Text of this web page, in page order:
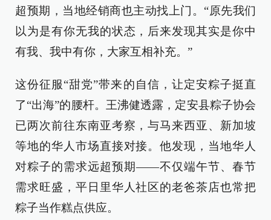
超预期，当地经销商也主动找上门。“原先我们
以为是有你无我的状态，后来发现其实是你中
有我、我中有你，大家互相补充。”
这份征服“甜党”带来的自信，让定安粽子挺直
了“出海”的腰杆。王沸健透露，定安县粽子协会
已两次前往东南亚考察，与马来西亚、新加坡
等地的华人市场直接对接。他发现，当地华人
对粽子的需求远超预期——不仅端午节、春节
需求旺盛，平日里华人社区的老爸茶店也常把
粽子当作糕点供应。